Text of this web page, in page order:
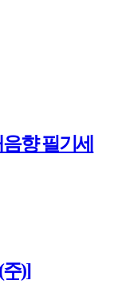
향 필기세
)]